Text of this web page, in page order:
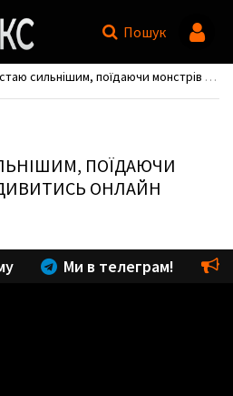
Пошук
поїдаючи монстрів / Mamonogurai no Boukensha: Ore dake Mamono wo Kuratte Tsuyoku Naru
ПОЇДАЮЧИ
ОНЛАЙН
Ми в телеграм!